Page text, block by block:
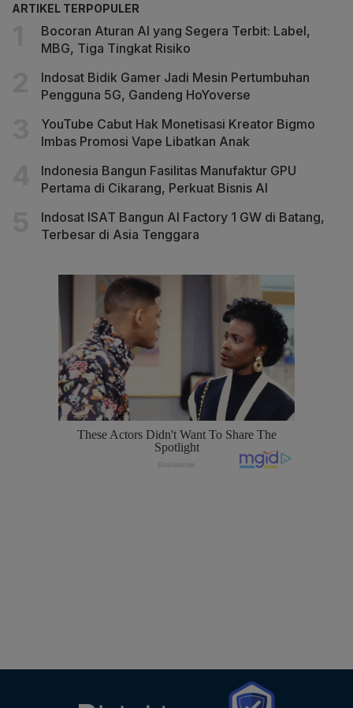
ARTIKEL TERPOPULER
Bocoran Aturan AI yang Segera Terbit: Label,
MBG, Tiga Tingkat Risiko
Indosat Bidik Gamer Jadi Mesin Pertumbuhan
Pengguna 5G, Gandeng HoYoverse
YouTube Cabut Hak Monetisasi Kreator Bigmo
Imbas Promosi Vape Libatkan Anak
Indonesia Bangun Fasilitas Manufaktur GPU
Pertama di Cikarang, Perkuat Bisnis AI
Indosat ISAT Bangun AI Factory 1 GW di Batang,
Terbesar di Asia Tenggara